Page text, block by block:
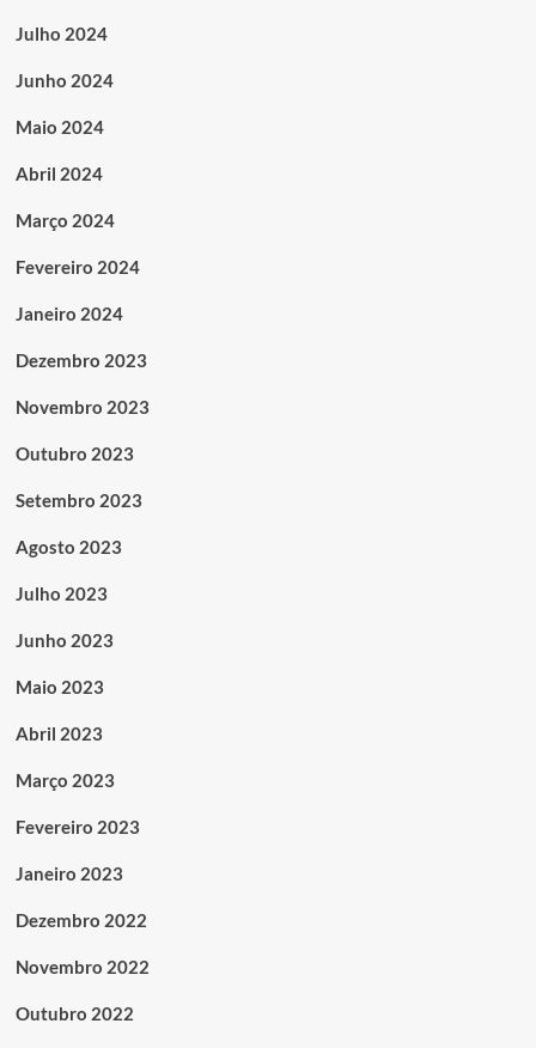
Julho 2024
Junho 2024
Maio 2024
Abril 2024
Março 2024
Fevereiro 2024
Janeiro 2024
Dezembro 2023
Novembro 2023
Outubro 2023
Setembro 2023
Agosto 2023
Julho 2023
Junho 2023
Maio 2023
Abril 2023
Março 2023
Fevereiro 2023
Janeiro 2023
Dezembro 2022
Novembro 2022
Outubro 2022